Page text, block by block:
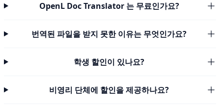
OpenL Doc Translator 는 무료인가요?
번역된 파일을 받지 못한 이유는 무엇인가요?
학생 할인이 있나요?
비영리 단체에 할인을 제공하나요?